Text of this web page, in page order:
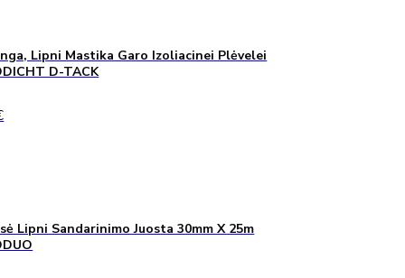
Lipni Mastika Garo Izoliacinei Plėvelei
D-TACK
Lipni Sandarinimo Juosta 30mm X 25m